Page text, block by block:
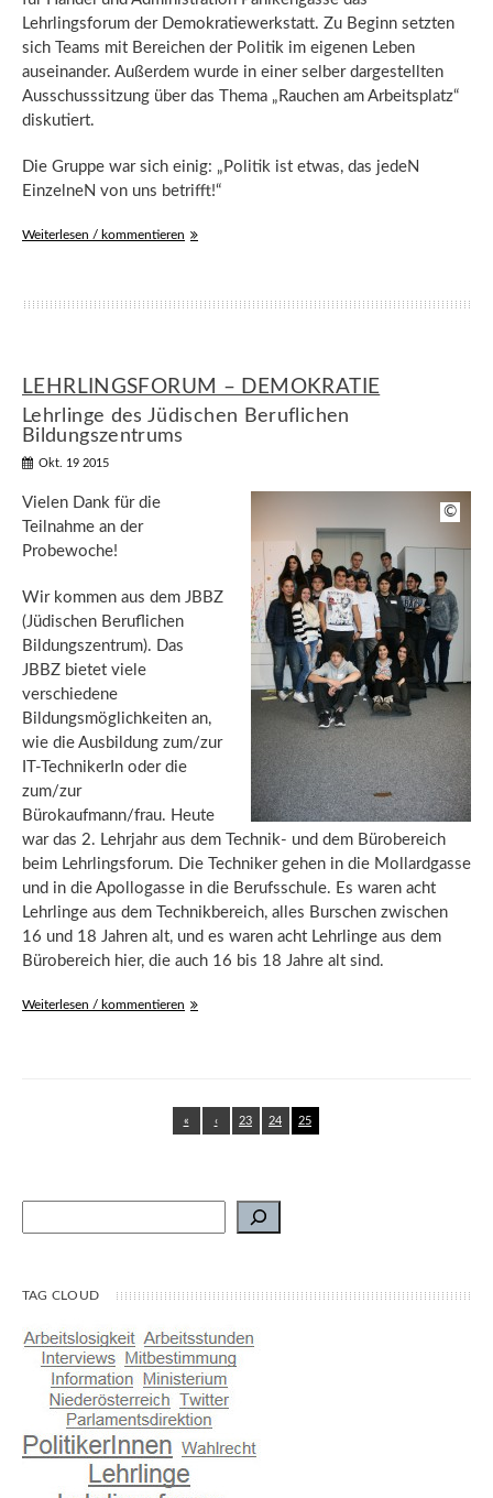
Lehrlingsforum der Demokratiewerkstatt. Zu Beginn setzten
sich Teams mit Bereichen der Politik im eigenen Leben
auseinander. Außerdem wurde in einer selber dargestellten
Ausschusssitzung über das Thema „Rauchen am Arbeitsplatz“
diskutiert.
Die Gruppe war sich einig: „Politik ist etwas, das jedeN
EinzelneN von uns betrifft!“
Weiterlesen / kommentieren
LEHRLINGSFORUM – DEMOKRATIE
Lehrlinge des Jüdischen Beruflichen
Bildungszentrums
Okt. 19 2015
©
Vielen Dank für die
Teilnahme an der
Probewoche!
Wir kommen aus dem JBBZ
(Jüdischen Beruflichen
Bildungszentrum). Das
JBBZ bietet viele
verschiedene
Bildungsmöglichkeiten an,
wie die Ausbildung zum/zur
IT-TechnikerIn oder die
zum/zur
Bürokaufmann/frau. Heute
war das 2. Lehrjahr aus dem Technik- und dem Bürobereich
beim Lehrlingsforum. Die Techniker gehen in die Mollardgasse
und in die Apollogasse in die Berufsschule. Es waren acht
Lehrlinge aus dem Technikbereich, alles Burschen zwischen
16 und 18 Jahren alt, und es waren acht Lehrlinge aus dem
Bürobereich hier, die auch 16 bis 18 Jahre alt sind.
Weiterlesen / kommentieren
« ‹ 23 24 25
Suchen
TAG CLOUD